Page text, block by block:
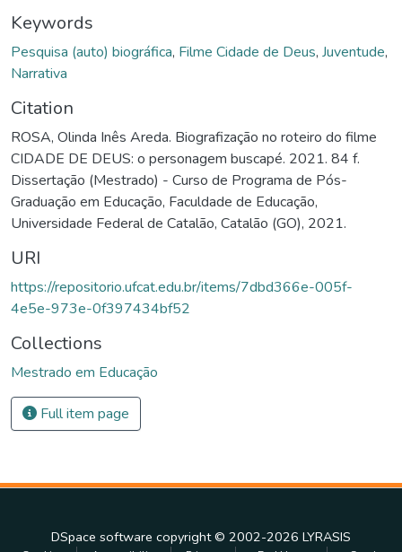
Keywords
Pesquisa (auto) biográfica, Filme Cidade de Deus, Juventude,
Narrativa
Citation
ROSA, Olinda Inês Areda. Biografização no roteiro do filme
CIDADE DE DEUS: o personagem buscapé. 2021. 84 f.
Dissertação (Mestrado) - Curso de Programa de Pós-
Graduação em Educação, Faculdade de Educação,
Universidade Federal de Catalão, Catalão (GO), 2021.
URI
https://repositorio.ufcat.edu.br/items/7dbd366e-005f-
4e5e-973e-0f397434bf52
Collections
Mestrado em Educação
Full item page
DSpace software copyright © 2002-2026 LYRASIS